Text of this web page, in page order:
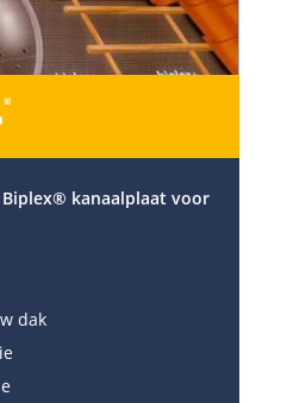
kanaalplaat voor
dak